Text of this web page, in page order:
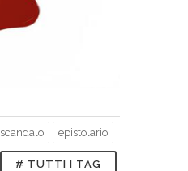
scandalo epistolario
# TUTTI I TAG